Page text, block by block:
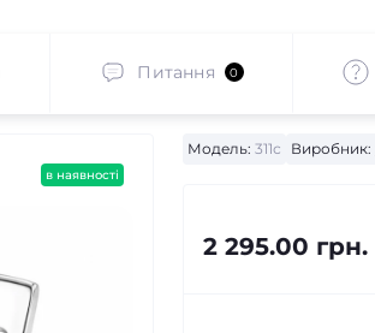
Питання 0
в наявності
Модель: 311с Виробник:
2 295.00 грн.